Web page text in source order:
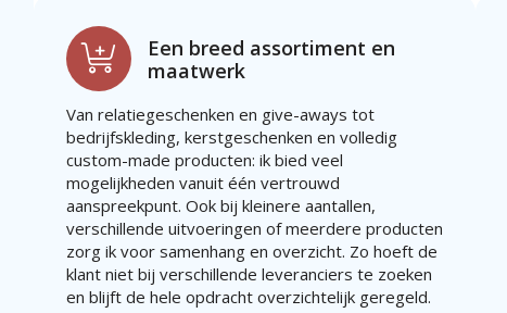
Een breed assortiment en
maatwerk
Van relatiegeschenken en give-aways tot
bedrijfskleding, kerstgeschenken en volledig
custom-made producten: ik bied veel
mogelijkheden vanuit één vertrouwd
aanspreekpunt. Ook bij kleinere aantallen,
verschillende uitvoeringen of meerdere producten
zorg ik voor samenhang en overzicht. Zo hoeft de
klant niet bij verschillende leveranciers te zoeken
en blijft de hele opdracht overzichtelijk geregeld.